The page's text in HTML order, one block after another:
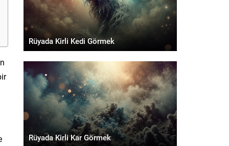
Rüyada Kirli Kedi Görmek
Rüyada Kirli Kar Görmek